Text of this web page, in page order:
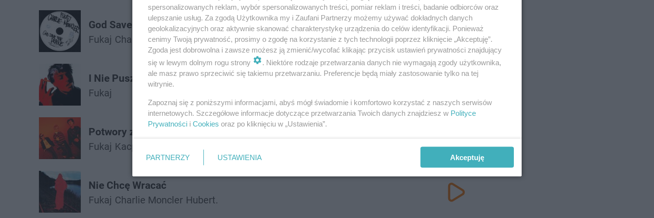
God Save the Prague
Fukaj Charlie Moncler
I Nie Puszczę
Fukaj
Potwory z Szafy
Fukaj Kacperczyk
Nie Chcę Wracać
Fukaj Charlie Moncler Hubert.
spersonalizowanych reklam, wybór spersonalizowanych treści, pomiar reklam i treści, badanie odbiorców oraz
ulepszanie usług. Za zgodą Użytkownika my i Zaufani Partnerzy możemy używać dokładnych danych
geolokalizacyjnych oraz aktywnie skanować charakterystykę urządzenia do celów identyfikacji. Ponieważ
cenimy Twoją prywatność, prosimy o zgodę na korzystanie z tych technologii poprzez kliknięcie „Akceptuję”.
Zgoda jest dobrowolna i zawsze możesz ją zmienić/wycofać klikając przycisk ustawień prywatności znajdujący
się w lewym dolnym rogu strony
. Niektóre rodzaje przetwarzania danych nie wymagają zgody użytkownika,
ale masz prawo sprzeciwić się takiemu przetwarzaniu. Preferencje będą miały zastosowanie tylko na tej
witrynie.
Zapoznaj się z poniższymi informacjami, abyś mógł świadomie i komfortowo korzystać z naszych serwisów
internetowych. Szczegółowe informacje dotyczące przetwarzania Twoich danych znajdziesz w Polityce
Prywatności i Cookies oraz po kliknięciu w „Ustawienia”.
PARTNERZY USTAWIENIA Akceptuję